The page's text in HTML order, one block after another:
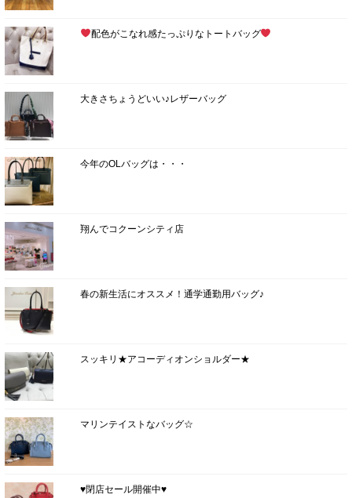
配色がこなれ感たっぷりなトートバッグ
大きさちょうどいい♪レザーバッグ
今年のOLバッグは・・・
翔んでコクーンシティ店
春の新生活にオススメ！通学通勤用バッグ♪
スッキリ★アコーディオンショルダー★
マリンテイストなバッグ☆
♥閉店セール開催中♥